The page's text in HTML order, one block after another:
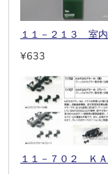
１１－２１３ 室
¥633
１１－７０２ Ｋ